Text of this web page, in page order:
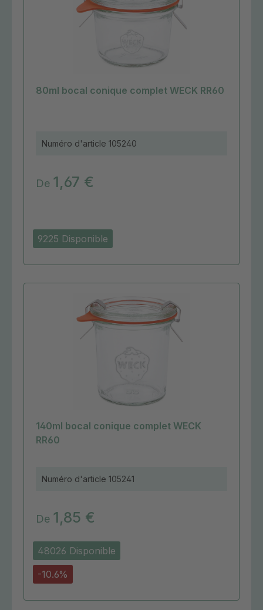
9225 Disponible
80ml bocal conique complet WECK RR60
Numéro d'article 105240
De 1,67 €
48026 Disponible
-10.6%
140ml bocal conique complet WECK
RR60
Numéro d'article 105241
De 1,85 €